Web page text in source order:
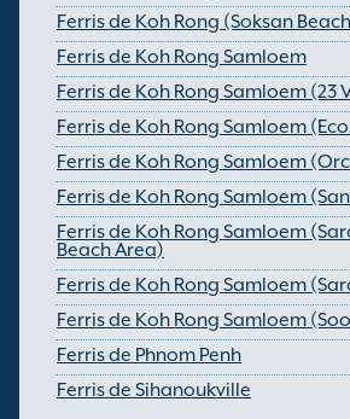
Ferris de Koh Rong (Soksan
Ferris de Koh Rong Samloem
Ferris de Koh Rong Samloem (23
Ferris de Koh Rong Samloem
Ferris de Koh Rong Samloem
Ferris de Koh Rong Samloem
Ferris de Koh Rong Samloem
Beach Area)
Ferris de Koh Rong Samloem
Ferris de Koh Rong Samloem
Ferris de Phnom Penh
Ferris de Sihanoukville